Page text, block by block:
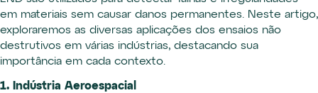
em materiais sem causar danos permanentes. Neste artigo,
exploraremos as diversas aplicações dos ensaios não
destrutivos em várias indústrias, destacando sua
importância em cada contexto.
1. Indústria Aeroespacial